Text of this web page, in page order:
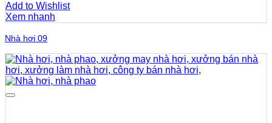
Add to Wishlist
Xem nhanh
Nhà hơi 09